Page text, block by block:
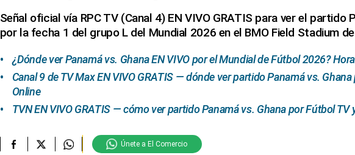
Señal oficial vía RPC TV (Canal 4) EN VIVO GRATIS para ver el partido
por la fecha 1 del grupo L del Mundial 2026 en el BMO Field Stadium
¿Dónde ver Panamá vs. Ghana EN VIVO por el Mundial de Fútbol 2026?
Canal 9 de TV Max EN VIVO GRATIS — dónde ver partido Panamá vs.
Online
TVN EN VIVO GRATIS — cómo ver partido Panamá vs. Ghana por Fútbol TV
Únete a El Comercio